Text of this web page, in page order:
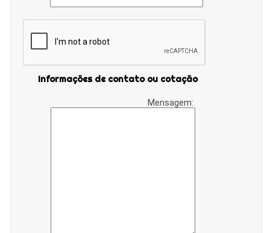
Informações de contato ou cotação
Mensagem: